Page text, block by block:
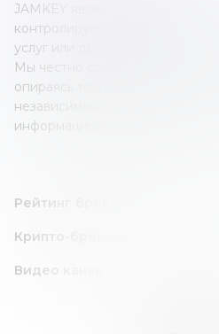
JAMKEY является
контролируется каким-либо
услуг или другим учреждением.
Мы честно создаем наши
опираясь только на
независимых экспертов; все
информационных целях.
Рейтинг брокеров
Крипто-брокеры
Видео канал